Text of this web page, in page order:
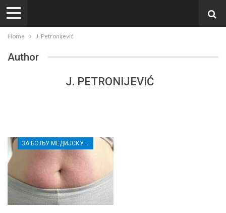
Home J. Petronijević
Author
J. PETRONIJEVIĆ
ЗА БОЉУ МЕДИЈСКУ ПИСМЕНОСТ МЛАДИХ ИЗ РУРАЛНИХ СРЕДИНА И ПРИПАДНИЦА/КА РАЊИВИХ ГРУПА